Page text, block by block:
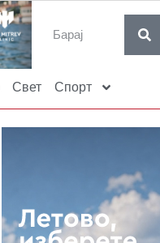
Свет Спорт